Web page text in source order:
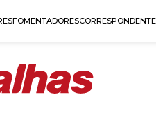
FOMENTADORES